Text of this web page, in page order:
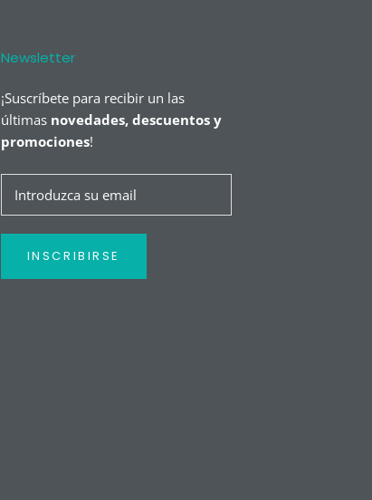
Newsletter
¡Suscríbete para recibir un las
últimasnovedades, descuentos y
promociones!
INSCRIBIRSE